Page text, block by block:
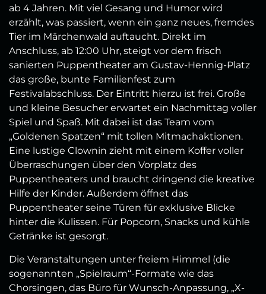
ab 4 Jahren. Mit viel Gesang und Humor wird
erzählt, was passiert, wenn ein ganz neues, fremdes
Tier im Märchenwald auftaucht. Direkt im
Anschluss, ab 12:00 Uhr, steigt vor dem frisch
sanierten Puppentheater am Gustav-Hennig-Platz
das große, bunte Familienfest zum
Festivalabschluss. Der Eintritt hierzu ist frei. Große
und kleine Besucher erwartet ein Nachmittag voller
Spiel und Spaß. Mit dabei ist das Team vom
„Goldenen Spatzen“ mit tollen Mitmachaktionen.
Eine lustige Clownin zieht mit einem Koffer voller
Überraschungen über den Vorplatz des
Puppentheaters und braucht dringend die kreative
Hilfe der Kinder. Außerdem öffnet das
Puppentheater seine Türen für exklusive Blicke
hinter die Kulissen. Für Popcorn, Snacks und kühle
Getränke ist gesorgt.
Die Veranstaltungen unter freiem Himmel (die
sogenannten „Spielraum“-Formate wie das
Chorsingen, das Büro für Wunsch-Anpassung, „X-